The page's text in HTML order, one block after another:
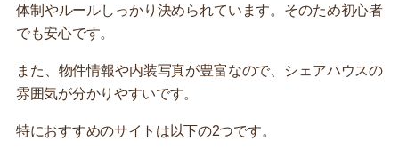
体制やルールしっかり決められています。そのため初心者
でも安心です。
また、物件情報や内装写真が豊富なので、シェアハウスの
雰囲気が分かりやすいです。
特におすすめのサイトは以下の2つです。